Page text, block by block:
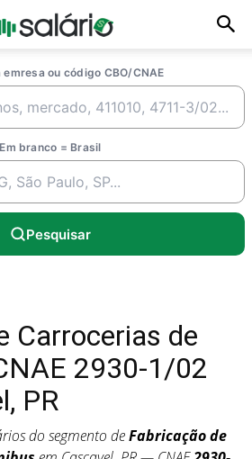
ou código CBO/CNAE
branco = Brasil
Pesquisar
Carrocerias de
2930-1/02
PR
do segmento deFabricação de